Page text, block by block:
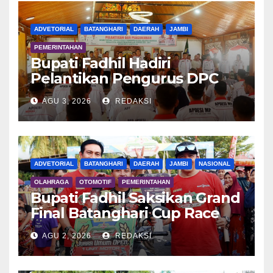
ADVETORIAL BATANGHARI DAERAH JAMBI
PEMERINTAHAN
Bupati Fadhil Hadiri
Pelantikan Pengurus DPC
APDESI MP
AGU 3, 2026 REDAKSI
ADVETORIAL BATANGHARI DAERAH JAMBI NASIONAL
OLAHRAGA OTOMOTIF PEMERINTAHAN
Bupati Fadhil Saksikan Grand
Final Batanghari Cup Race
2026
AGU 2, 2026 REDAKSI